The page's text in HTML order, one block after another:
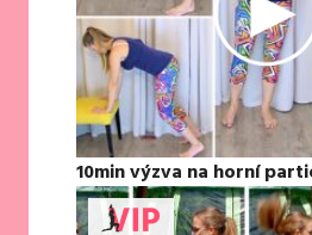
10min výzva na horní